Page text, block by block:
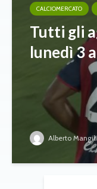
CALCIOMERCATO
Tutti gli
lunedì 3
Alberto Mangili